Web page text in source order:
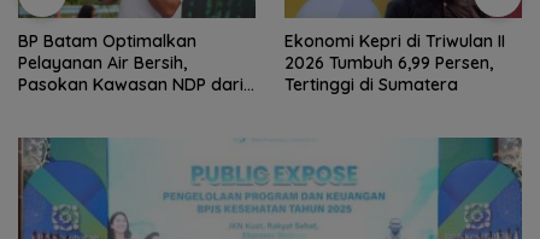
BP Batam Optimalkan
Pelayanan Air Bersih,
Pasokan Kawasan NDP dari
Ekonomi Kepri di Triwulan II
2026 Tumbuh 6,99 Persen,
Tertinggi di Sumatera